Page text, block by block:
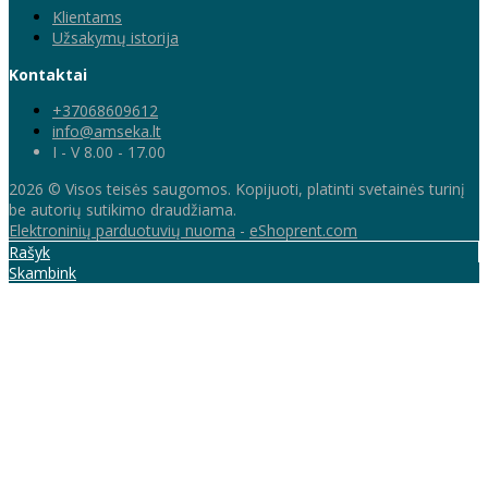
Klientams
Užsakymų istorija
Kontaktai
+37068609612
info@amseka.lt
I - V 8.00 - 17.00
2026 © Visos teisės saugomos. Kopijuoti, platinti svetainės turinį
be autorių sutikimo draudžiama.
Elektroninių parduotuvių nuoma - eShoprent.com
Rašyk
Skambink